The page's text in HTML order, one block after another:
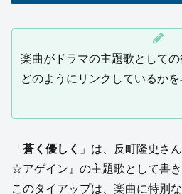
楽曲がドラマの主題歌として
どのようにリンクしているかを
「 蒼く優しく 」は、反町隆史さ
☆アゲイン』の主題歌として書き
このタイアップは、楽曲に特別